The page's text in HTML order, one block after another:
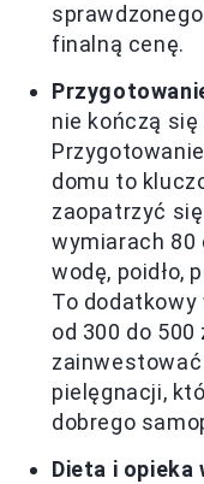
finalną cenę.
nie kończą
domu to
zaopatrzyć
wymiarach 80
wodę, poidło,
To
od 300 do 500
pielęgnacji,
dobrego
Dieta i opieka